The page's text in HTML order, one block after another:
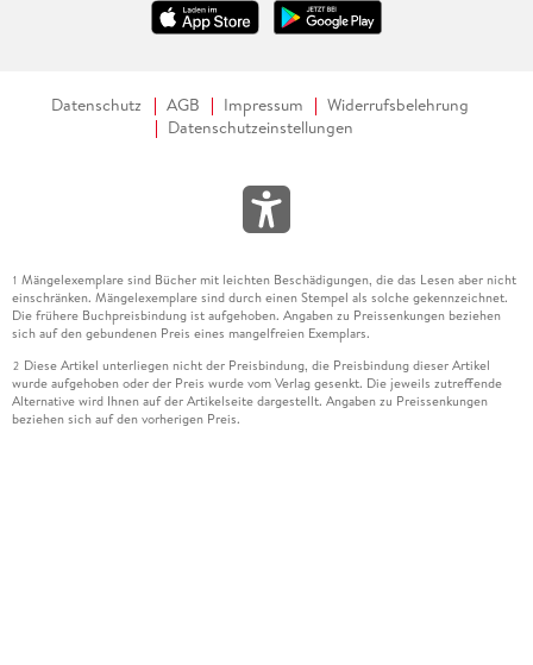
Datenschutz AGB Impressum
Widerrufsbelehrung
Datenschutzeinstellungen
1 Mängelexemplare sind Bücher mit leichten Beschädigungen, die das Lesen aber nicht
einschränken. Mängelexemplare sind durch einen Stempel als solche gekennzeichnet.
Die frühere Buchpreisbindung ist aufgehoben. Angaben zu Preissenkungen beziehen
sich auf den gebundenen Preis eines mangelfreien Exemplars.
2 Diese Artikel unterliegen nicht der Preisbindung, die Preisbindung dieser Artikel
wurde aufgehoben oder der Preis wurde vom Verlag gesenkt. Die jeweils zutreffende
Alternative wird Ihnen auf der Artikelseite dargestellt. Angaben zu Preissenkungen
beziehen sich auf den vorherigen Preis.